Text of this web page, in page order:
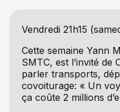
Vendredi 21h15
Cette semaine Yann
SMTC, est l’invité de
parler transports,
covoiturage: « Un
ça coûte 2 millions